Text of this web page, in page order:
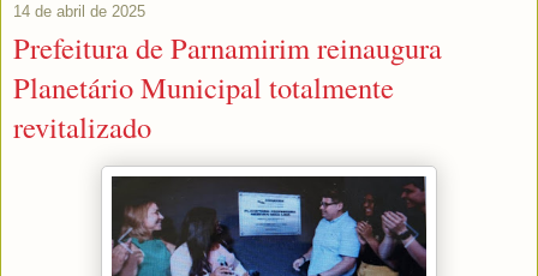
14 de abril de 2025
Prefeitura de Parnamirim reinaugura
Planetário Municipal totalmente
revitalizado